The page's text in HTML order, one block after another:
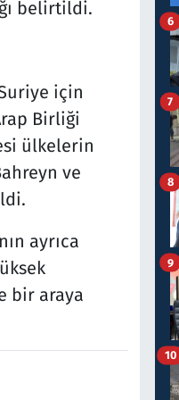
belirtildi.
için
Birliği
ülkelerin
ve
ayrıca
bir araya
6
7
8
9
10